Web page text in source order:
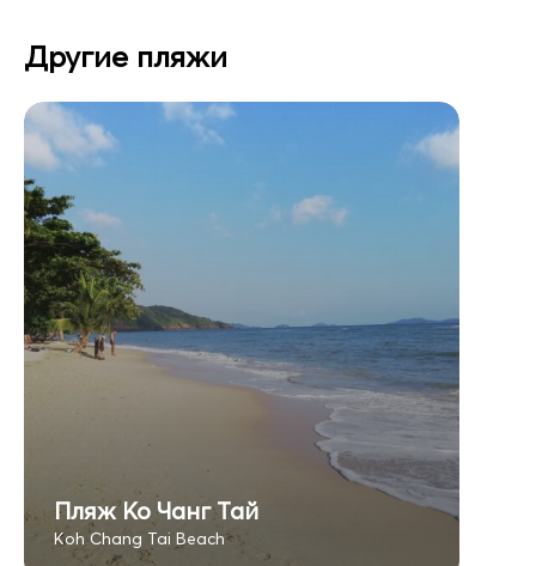
Другие пляжи
Пляж Ко Чанг Тай
Koh Chang Tai Beach